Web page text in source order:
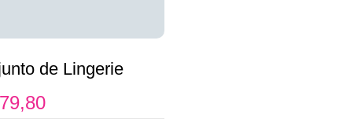
de Lingerie
79,80